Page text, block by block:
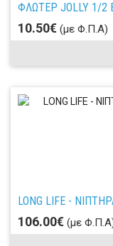
ΦΛΩΤΕΡ JOLLY 1/2
10.50€ (με Φ.Π.Α)
LONG LIFE -
106.00€ (με